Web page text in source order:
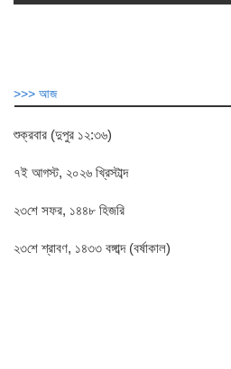
>>> আজ
শুক্রবার (দুপুর ১২:৩৬)
৭ই আগস্ট, ২০২৬ খ্রিস্টাব্দ
২৩শে সফর, ১৪৪৮ হিজরি
২৩শে শ্রাবণ, ১৪৩৩ বঙ্গাব্দ (বর্ষাকাল)